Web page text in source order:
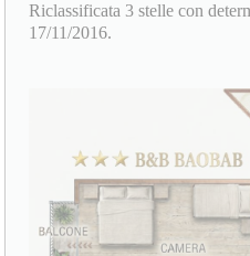
Riclassificata 3 stelle con
17/11/2016.